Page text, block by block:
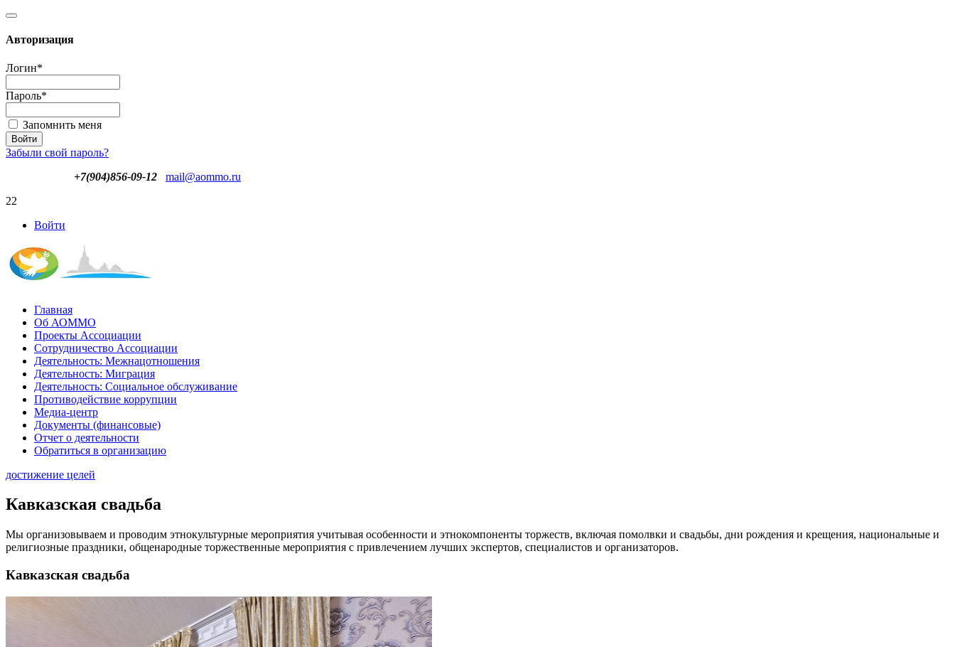
Авторизация
Логин*
Пароль*
Запомнить меня
Забыли свой пароль?
+7(904)856-09-12
mail@aommo.ru
22
Войти
Главная
Об АОММО
Проекты Ассоциации
Сотрудничество Ассоциации
Деятельность: Межнацотношения
Деятельность: Миграция
Деятельность: Социальное обслуживание
Противодействие коррупции
Медиа-центр
Документы (финансовые)
Отчет о деятельности
Обратиться в организацию
достижение целей
Кавказская свадьба
Мы организовываем и проводим этнокультурные мероприятия учитывая особенности и этнокомпоненты торжеств, включая помолвки и свадьбы, дни рождения и крещения, национальные и
религиозные праздники, общенародные торжественные мероприятия с привлечением лучших экспертов, специалистов и организаторов.
Кавказская свадьба